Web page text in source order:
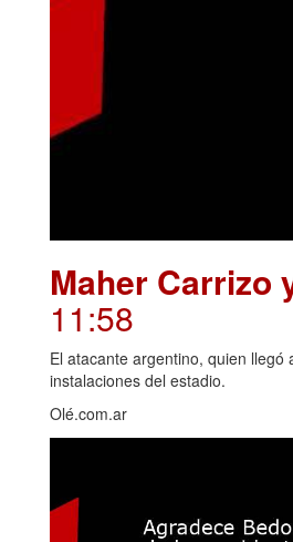
Maher Carrizo
11:58
El atacante argentino, quien
instalaciones del estadio.
Olé.com.ar